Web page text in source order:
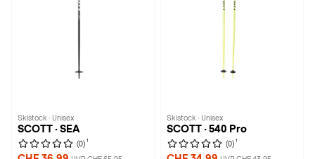
Skistock · Unisex
SCOTT · SEA
(0) 1
Skistock · Unisex
SCOTT · 540 Pro
(0) 1